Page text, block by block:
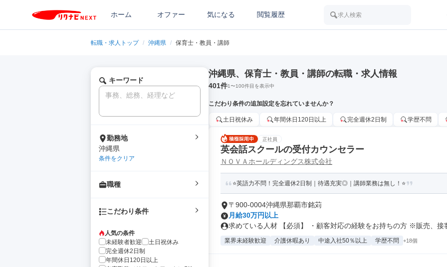
ホーム オファー 気になる 閲覧履歴 求人検索
転職・求人トップ / 沖縄県 / 保育士・教員・講師
キーワード
勤務地
沖縄県
条件をクリア
職種
こだわり条件
人気の条件
未経験者歓迎
土日祝休み
完全週休2日制
年間休日120日以上
沖縄県、保育士・教員・講師の転職・求人情報
401件1〜100件目を表示中
こだわり条件の追加設定を忘れていませんか？
土日祝休み 年間休日120日以上 完全週休2日制 学歴不問
正社員
英会話スクールの受付カウンセラー
ＮＯＶＡホールディングス株式会社
⭐英語力不問！完全週休2日制｜待遇充実◎｜講師業務は無し！⭐
〒900-0004沖縄県那覇市銘苅
月給30万円以上
求めている人材 【必須】 ・顧客対応の経験をお持ちの方 ※販売、接
業界未経験歓迎 介護休暇あり 中途入社50％以上 学歴不問 +18個